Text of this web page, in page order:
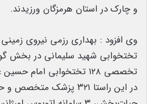
و چارک در استان هرمزگان ورزیدند.
تختخوابی شهید سلیمانی در بخش
تخصصی ۱۲۸ تختخوابی